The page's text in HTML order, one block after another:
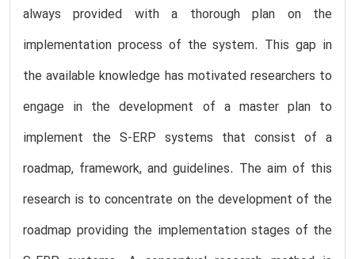
always provided with a thorough plan on the
implementation process of the system. This gap in
the available knowledge has motivated researchers to
engage in the development of a master plan to
implement the S-ERP systems that consist of a
roadmap, framework, and guidelines. The aim of this
research is to concentrate on the development of the
roadmap providing the implementation stages of the